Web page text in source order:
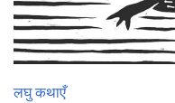
लघु कथाएँ